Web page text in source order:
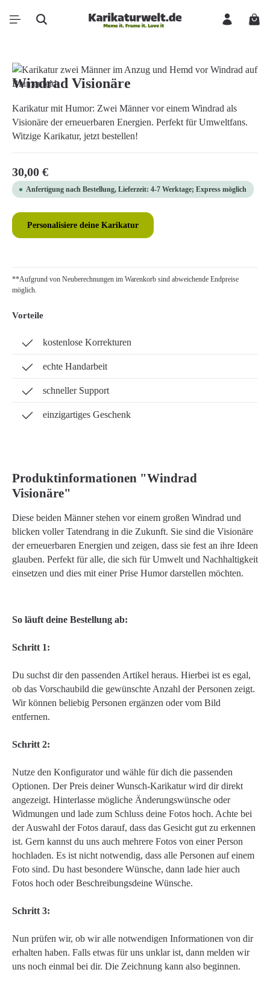
Zum Hauptinhalt springen
Bildergalerie überspringen
Windrad Visionäre
Karikatur mit Humor: Zwei Männer vor einem Windrad als
Visionäre der erneuerbaren Energien. Perfekt für Umweltfans.
Witzige Karikatur, jetzt bestellen!
Regulärer Preis:
30,00 €
Anfertigung nach Bestellung, Lieferzeit: 4-7 Werktage; Express möglich
Personalisiere deine Karikatur
**Aufgrund von Neuberechnungen im Warenkorb sind abweichende Endpreise
möglich.
Vorteile
kostenlose Korrekturen
echte Handarbeit
schneller Support
einzigartiges Geschenk
Produktinformationen "Windrad
Visionäre"
Diese beiden Männer stehen vor einem großen Windrad und
blicken voller Tatendrang in die Zukunft. Sie sind die Visionäre
der erneuerbaren Energien und zeigen, dass sie fest an ihre Ideen
glauben. Perfekt für alle, die sich für Umwelt und Nachhaltigkeit
einsetzen und dies mit einer Prise Humor darstellen möchten.
So läuft deine Bestellung ab:
Schritt 1:
Du suchst dir den passenden Artikel heraus. Hierbei ist es egal,
ob das Vorschaubild die gewünschte Anzahl der Personen zeigt.
Wir können beliebig Personen ergänzen oder vom Bild
entfernen.
Schritt 2:
Nutze den Konfigurator und wähle für dich die passenden
Optionen. Der Preis deiner Wunsch-Karikatur wird dir direkt
angezeigt. Hinterlasse mögliche Änderungswünsche oder
Widmungen und lade zum Schluss deine Fotos hoch. Achte bei
der Auswahl der Fotos darauf, dass das Gesicht gut zu erkennen
ist. Gern kannst du uns auch mehrere Fotos von einer Person
hochladen. Es ist nicht notwendig, dass alle Personen auf einem
Foto sind. Du hast besondere Wünsche, dann lade hier auch
Fotos hoch oder Beschreibungsdeine Wünsche.
Schritt 3:
Nun prüfen wir, ob wir alle notwendigen Informationen von dir
erhalten haben. Falls etwas für uns unklar ist, dann melden wir
uns noch einmal bei dir. Die Zeichnung kann also beginnen.